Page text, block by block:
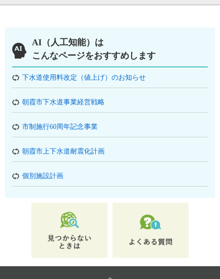
AI（人工知能）は
こんなページをおすすめします
下水道使用料改定（値上げ）のお知らせ
朝霞市下水道事業経営戦略
市制施行60周年記念事業
朝霞市上下水道耐震化計画
個別施設計画